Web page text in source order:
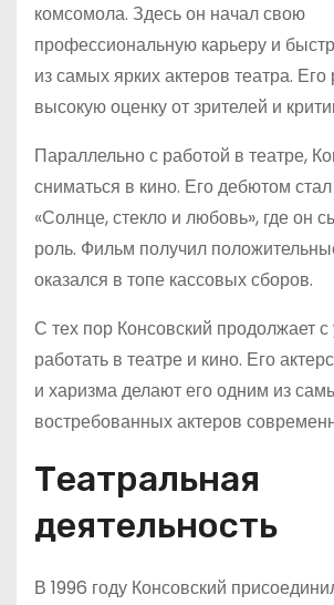
комсомола. Здесь он начал свою
профессиональную карьеру и
из самых ярких актеров театра.
высокую оценку от зрителей и
Параллельно с работой в театре,
сниматься в кино. Его дебютом
«Солнце, стекло и любовь», где он
роль. Фильм получил
оказался в топе кассовых сборов.
С тех пор Консовский продолжает с
работать в театре и кино. Его
и харизма делают его одним из
востребованных актеров
Театральная
деятельность
В 1996 году Консовский